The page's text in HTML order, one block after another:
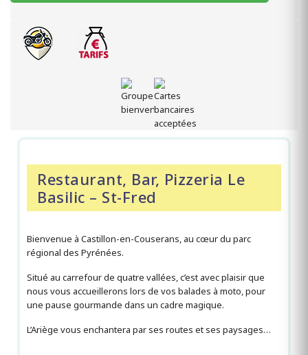
Restaurant, Bar, Pizzeria Le
Basilic – St-Fred
Bienvenue à Castillon-en-Couserans, au cœur du parc
régional des Pyrénées.
Situé au carrefour de quatre vallées, c’est avec plaisir que
nous vous accueillerons lors de vos balades à moto, pour
une pause gourmande dans un cadre magique.
L’Ariège vous enchantera par ses routes et ses paysages…